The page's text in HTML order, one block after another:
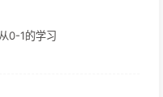
0-1的学习